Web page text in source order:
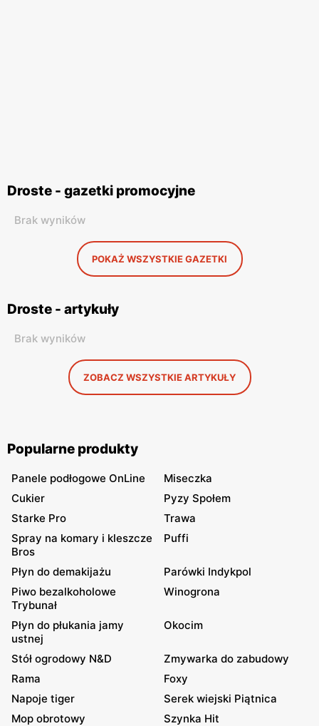
Droste - gazetki promocyjne
Brak wyników
POKAŻ WSZYSTKIE GAZETKI
Droste - artykuły
Brak wyników
ZOBACZ WSZYSTKIE ARTYKUŁY
Popularne produkty
Panele podłogowe OnLine
Miseczka
Cukier
Pyzy Społem
Starke Pro
Trawa
Spray na komary i kleszcze
Bros
Puffi
Płyn do demakijażu
Parówki Indykpol
Piwo bezalkoholowe
Trybunał
Winogrona
Płyn do płukania jamy
ustnej
Okocim
Stół ogrodowy N&D
Zmywarka do zabudowy
Rama
Foxy
Napoje tiger
Serek wiejski Piątnica
Mop obrotowy
Szynka Hit